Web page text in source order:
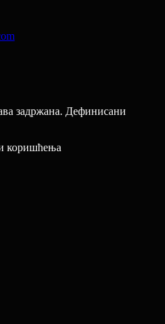
задржана. Дефинисани
коришћења